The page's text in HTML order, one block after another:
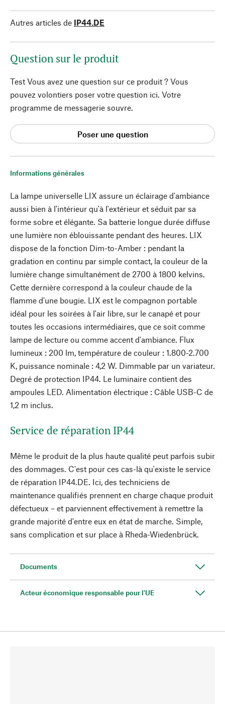
Informations générales
La lampe universelle LIX assure un éclairage d'ambiance
aussi bien à l'intérieur qu'à l'extérieur et séduit par sa
forme sobre et élégante. Sa batterie longue durée diffuse
une lumière non éblouissante pendant des heures. LIX
dispose de la fonction Dim-to-Amber : pendant la
gradation en continu par simple contact, la couleur de la
lumière change simultanément de 2700 à 1800 kelvins.
Cette dernière correspond à la couleur chaude de la
flamme d'une bougie. LIX est le compagnon portable
idéal pour les soirées à l'air libre, sur le canapé et pour
toutes les occasions intermédiaires, que ce soit comme
lampe de lecture ou comme accent d'ambiance. Flux
lumineux : 200 lm, température de couleur : 1.800-2.700
K, puissance nominale : 4,2 W. Dimmable par un variateur.
Degré de protection IP44. Le luminaire contient des
ampoules LED. Alimentation électrique : Câble USB-C de
1,2 m inclus.
Service de réparation IP44
Même le produit de la plus haute qualité peut parfois subir
des dommages. C'est pour ces cas-là qu'existe le service
de réparation IP44.DE. Ici, des techniciens de
maintenance qualifiés prennent en charge chaque produit
défectueux – et parviennent effectivement à remettre la
grande majorité d'entre eux en état de marche. Simple,
sans complication et sur place à Rheda-Wiedenbrück.
Documents
Acteur économique responsable pour l'UE
Autres articles de IP44.DE
Question sur le produit
Test Vous avez une question sur ce produit ? Vous
pouvez volontiers poser votre question ici. Votre
programme de messagerie souvre.
Poser une question